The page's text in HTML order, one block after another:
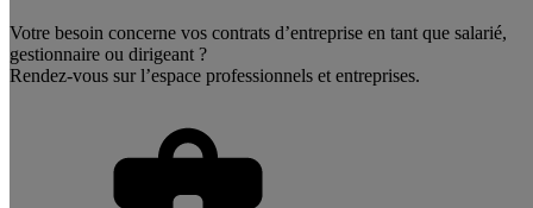
Votre besoin concerne vos contrats d’entreprise en tant que salarié,
gestionnaire ou dirigeant ?
Rendez-vous sur l’espace professionnels et entreprises.